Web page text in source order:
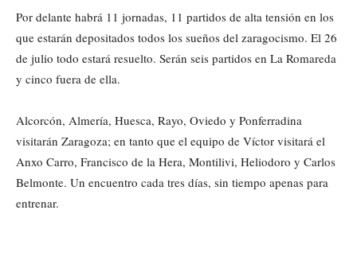
Por delante habrá 11 jornadas, 11 partidos de alta tensión en los
que estarán depositados todos los sueños del zaragocismo. El 26
de julio todo estará resuelto. Serán seis partidos en La Romareda
y cinco fuera de ella.
Alcorcón, Almería, Huesca, Rayo, Oviedo y Ponferradina
visitarán Zaragoza; en tanto que el equipo de Víctor visitará el
Anxo Carro, Francisco de la Hera, Montilivi, Heliodoro y Carlos
Belmonte. Un encuentro cada tres días, sin tiempo apenas para
entrenar.